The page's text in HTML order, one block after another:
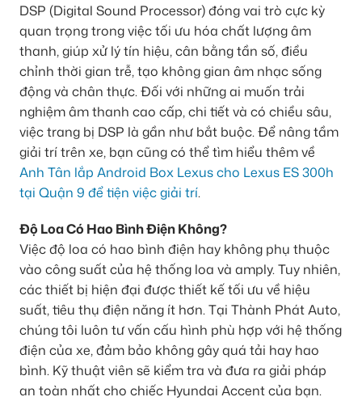
DSP (Digital Sound Processor) đóng vai trò cực kỳ
quan trọng trong việc tối ưu hóa chất lượng âm
thanh, giúp xử lý tín hiệu, cân bằng tần số, điều
chỉnh thời gian trễ, tạo không gian âm nhạc sống
động và chân thực. Đối với những ai muốn trải
nghiệm âm thanh cao cấp, chi tiết và có chiều sâu,
việc trang bị DSP là gần như bắt buộc. Để nâng tầm
giải trí trên xe, bạn cũng có thể tìm hiểu thêm về
Anh Tân lắp Android Box Lexus cho Lexus ES 300h
tại Quận 9 để tiện việc giải trí.
Độ Loa Có Hao Bình Điện Không?
Việc độ loa có hao bình điện hay không phụ thuộc
vào công suất của hệ thống loa và amply. Tuy nhiên,
các thiết bị hiện đại được thiết kế tối ưu về hiệu
suất, tiêu thụ điện năng ít hơn. Tại Thành Phát Auto,
chúng tôi luôn tư vấn cấu hình phù hợp với hệ thống
điện của xe, đảm bảo không gây quá tải hay hao
bình. Kỹ thuật viên sẽ kiểm tra và đưa ra giải pháp
an toàn nhất cho chiếc Hyundai Accent của bạn.